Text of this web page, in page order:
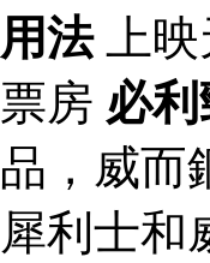
用法上映
票房 必
品，威而
犀利士和